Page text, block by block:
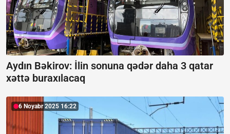
Aydın Bəkirov: İlin sonuna qədər daha 3 qatar
xəttə buraxılacaq
6 Noyabr 2025 16:22